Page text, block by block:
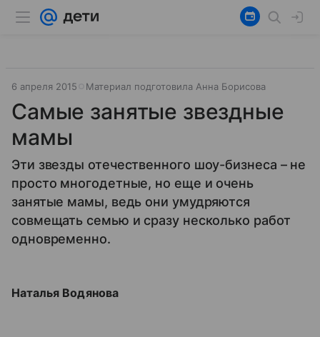
6 апреля 2015 Материал подготовила Анна Борисова
Самые занятые звездные
мамы
Эти звезды отечественного шоу-бизнеса – не
просто многодетные, но еще и очень
занятые мамы, ведь они умудряются
совмещать семью и сразу несколько работ
одновременно.
Наталья Водянова